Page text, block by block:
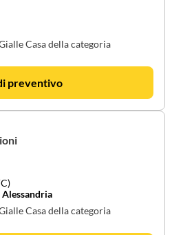
Casa della categoria
preventivo
Alessandria
Casa della categoria